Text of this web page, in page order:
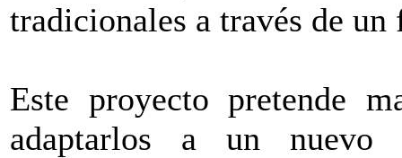
tradicionales a través de
Este proyecto pretende
adaptarlos a un